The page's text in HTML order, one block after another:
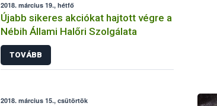
2018. március 19., hétfő
Újabb sikeres akciókat hajtott végre a
Nébih Állami Halőri Szolgálata
TOVÁBB
2018. március 15., csütörtök